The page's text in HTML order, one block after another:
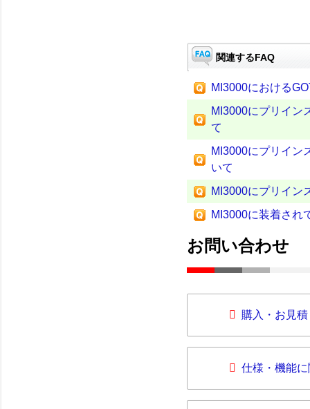
関連するFAQ
MI3000における
MI3000にプリイン
て
MI3000にプリイン
いて
MI3000にプリイン
MI3000に装着され
お問い合わせ
購入・お見
仕様・機能